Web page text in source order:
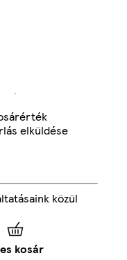
kosárérték
elküldése
közül
kosár